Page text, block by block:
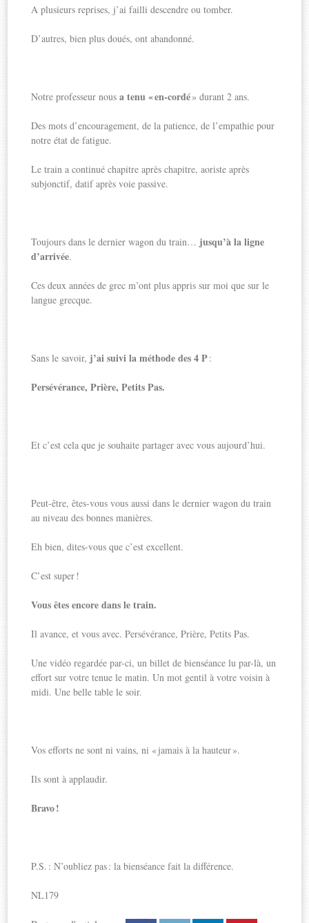
A plusieurs reprises, j’ai failli descendre ou tomber.
D’autres, bien plus doués, ont abandonné.
Notre professeur nousa tenu « en-cordé» durant 2 ans.
Des mots d’encouragement, de la patience, de l’empathie pour
notre état de fatigue.
Le train a continué chapitre après chapitre, aoriste après
subjonctif, datif après voie passive.
Toujours dans le dernier wagon du train… jusqu’à la ligne
d’arrivée.
Ces deux années de grec m’ont plus appris sur moi que sur le
langue grecque.
Sans le savoir, j’ai suivi la méthode des 4 P:
Persévérance, Prière, Petits Pas.
Et c’est cela que je souhaite partager avec vous aujourd’hui.
Peut-être, êtes-vous vous aussi dans le dernier wagon du train
au niveau des bonnes manières.
Eh bien, dites-vous que c’est excellent.
C’est super !
Vous êtes encore dans le train.
Il avance, et vous avec. Persévérance, Prière, Petits Pas.
Une vidéo regardée par-ci, un billet de bienséance lu par-là, un
effort sur votre tenue le matin. Un mot gentil à votre voisin à
midi. Une belle table le soir.
Vos efforts ne sont ni vains, ni « jamais à la hauteur ».
Ils sont à applaudir.
Bravo !
P.S. : N’oubliez pas : la bienséance fait la différence.
NL179